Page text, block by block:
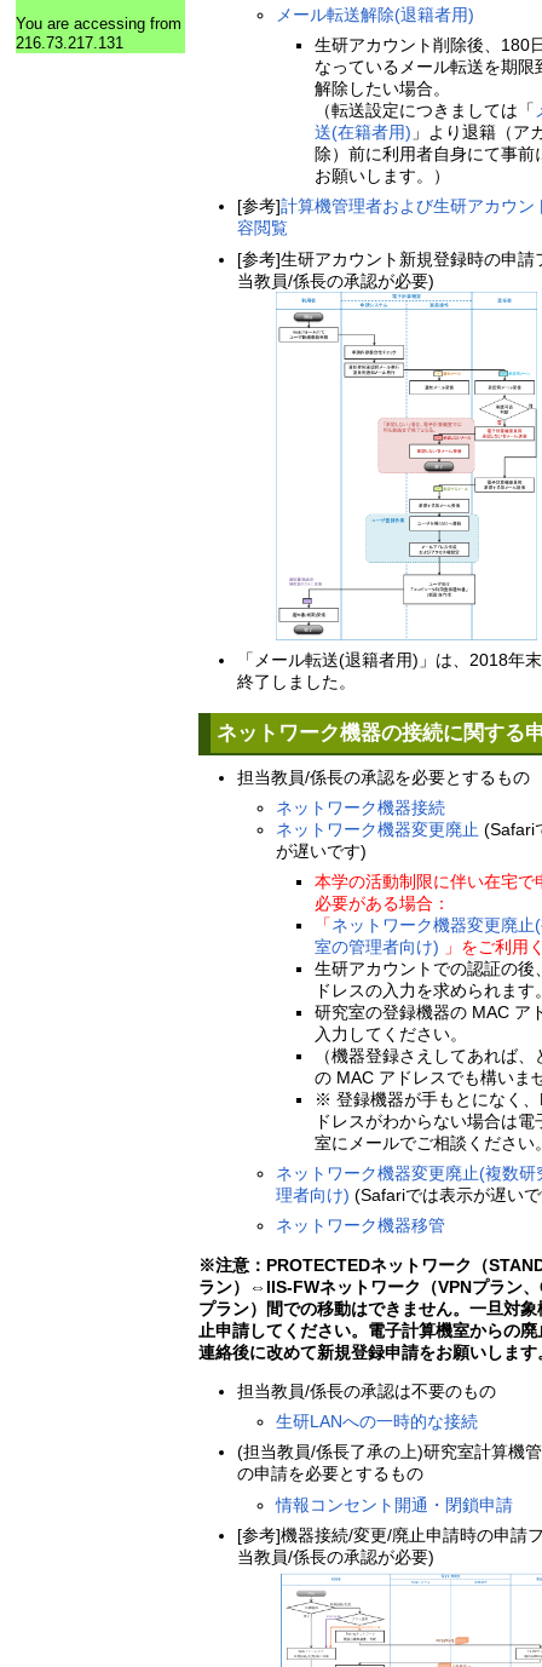
メール転送解除(退籍者用)
生研アカウント削除後、180
なっているメール転送を期限
解除したい場合。
（転送設定につきましては「
送(在籍者用) 」より退籍（ア
除）前に利用者自身にて事前
お願いします。）
[参考]計算機管理者および生研アカウン
容閲覧
[参考]生研アカウント新規登録時の申請
当教員/係長の承認が必要)
「メール転送(退籍者用)」は、2018年
終了しました。
ネットワーク機器の接続に関する
担当教員/係長の承認を必要とするもの
ネットワーク機器接続
ネットワーク機器変更廃止 (Safari
が遅いです)
本学の活動制限に伴い在宅で
必要がある場合：
「ネットワーク機器変更廃止
室の管理者向け) 」をご利用
生研アカウントでの認証の後
ドレスの入力を求められます
研究室の登録機器の MAC ア
入力してください。
（機器登録さえしてあれば、
の MAC アドレスでも構いま
※ 登録機器が手もとになく
ドレスがわからない場合は電
室にメールでご相談ください
ネットワーク機器変更廃止(複数研
理者向け) (Safariでは表示が遅い
ネットワーク機器移管
※注意：PROTECTEDネットワーク（
ラン）⇔IIS-FWネットワーク（VPNプラン
プラン）間での移動はできません。一旦対象
止申請してください。電子計算機室からの
連絡後に改めて新規登録申請をお願いします
担当教員/係長の承認は不要のもの
生研LANへの一時的な接続
(担当教員/係長了承の上)研究室計算機
の申請を必要とするもの
情報コンセント開通・閉鎖申請
[参考]機器接続/変更/廃止申請時の申請
当教員/係長の承認が必要)
You are accessing from
216.73.217.131